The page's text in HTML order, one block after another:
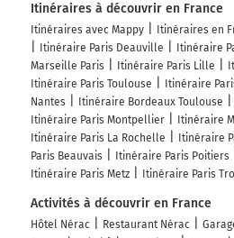
Itinéraires à découvrir en France
Itinéraires avec Mappy Itinéraires en
Itinéraire Paris Deauville
Itinéraire
Marseille Paris
Itinéraire Paris Lille
Itinéraire Paris Toulouse
Itinéraire
Nantes
Itinéraire Bordeaux Toulouse
Itinéraire Paris Montpellier
Itinéraire
Itinéraire Paris La Rochelle
Itinéraire
Paris Beauvais
Itinéraire Paris Poitiers
Itinéraire Paris Metz
Itinéraire Paris
Activités à découvrir en France
Hôtel Nérac Restaurant Nérac